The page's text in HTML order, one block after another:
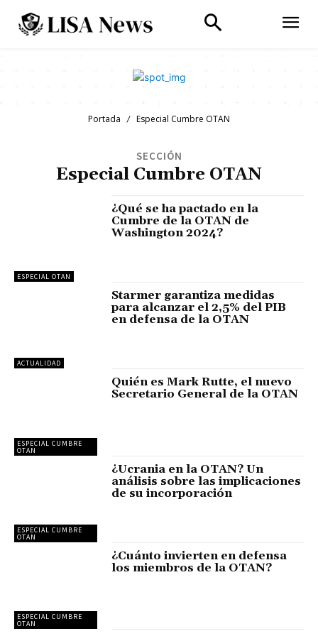
Portada Especial Cumbre OTAN
SECCIÓN
Especial Cumbre OTAN
ESPECIAL OTAN
¿Qué se ha pactado en la
Cumbre de la OTAN de
Washington 2024?
ACTUALIDAD
Starmer garantiza medidas
para alcanzar el 2,5% del PIB
en defensa de la OTAN
ESPECIAL CUMBRE
OTAN
Quién es Mark Rutte, el nuevo
Secretario General de la OTAN
ESPECIAL CUMBRE
OTAN
¿Ucrania en la OTAN? Un
análisis sobre las implicaciones
de su incorporación
ESPECIAL CUMBRE
OTAN
¿Cuánto invierten en defensa
los miembros de la OTAN?